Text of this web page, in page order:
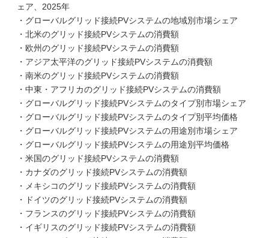
ェア、2025年
・グローバルグリッド接続PVシステムの地域別市場シェア
・北米のグリッド接続PVシステムの消費額
・欧州のグリッド接続PVシステムの消費額
・アジア太平洋のグリッド接続PVシステムの消費額
・南米のグリッド接続PVシステムの消費額
・中東・アフリカのグリッド接続PVシステムの消費額
・グローバルグリッド接続PVシステムのタイプ別市場シェア
・グローバルグリッド接続PVシステムのタイプ別平均価格
・グローバルグリッド接続PVシステムの用途別市場シェア
・グローバルグリッド接続PVシステムの用途別平均価格
・米国のグリッド接続PVシステムの消費額
・カナダのグリッド接続PVシステムの消費額
・メキシコのグリッド接続PVシステムの消費額
・ドイツのグリッド接続PVシステムの消費額
・フランスのグリッド接続PVシステムの消費額
・イギリスのグリッド接続PVシステムの消費額